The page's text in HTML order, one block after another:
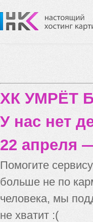
ХК УМРЁТ
У нас нет
22 апреля
Помогите
больше не по
человека, мы
не хватит :(